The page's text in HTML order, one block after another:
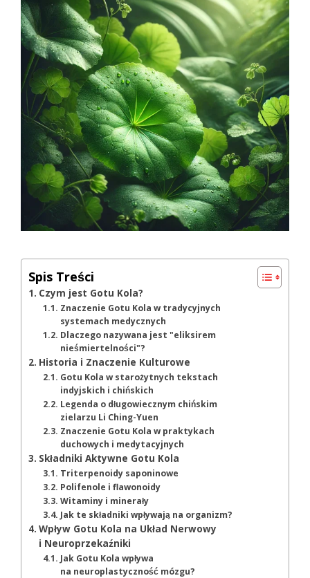
Spis Treści
Czym jest Gotu Kola?
Znaczenie Gotu Kola w tradycyjnych
systemach medycznych
Dlaczego nazywana jest "eliksirem
nieśmiertelności"?
Historia i Znaczenie Kulturowe
Gotu Kola w starożytnych tekstach
indyjskich i chińskich
Legenda o długowiecznym chińskim
zielarzu Li Ching-Yuen
Znaczenie Gotu Kola w praktykach
duchowych i medytacyjnych
Składniki Aktywne Gotu Kola
Triterpenoidy saponinowe
Polifenole i flawonoidy
Witaminy i minerały
Jak te składniki wpływają na organizm?
Wpływ Gotu Kola na Układ Nerwowy
i Neuroprzekaźniki
Jak Gotu Kola wpływa
na neuroplastyczność mózgu?